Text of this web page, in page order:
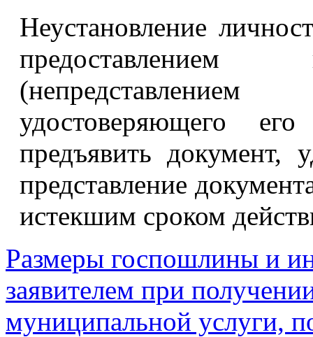
Неустановление
предоставлением
удостоверяющего
предъявить документ,
представление
истекшим сроком
Размеры госпошлины и
заявителем при
муниципальной услуги,